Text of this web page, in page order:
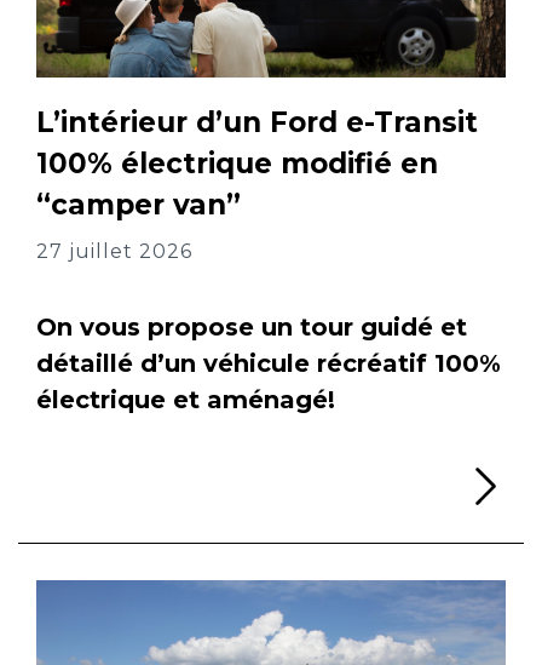
L’intérieur d’un Ford e-Transit
100% électrique modifié en
“camper van”
27 juillet 2026
On vous propose un tour guidé et
détaillé d’un véhicule récréatif 100%
électrique et aménagé!